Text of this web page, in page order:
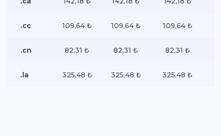
.cc 109,64 ₺ 109,64 ₺ 109,64 ₺
.cn 82,31 ₺ 82,31 ₺ 82,31 ₺
.la 325,48 ₺ 325,48 ₺ 325,48 ₺